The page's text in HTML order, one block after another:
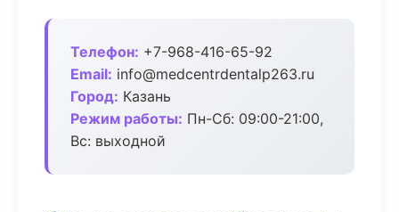
Телефон: +7-968-416-65-92
Email: info@medcentrdentalp263.ru
Город: Казань
Режим работы: Пн-Сб: 09:00-21:00,
Вс: выходной